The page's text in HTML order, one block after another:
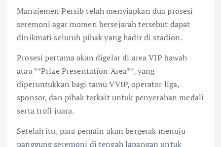
Manajemen Persib telah menyiapkan dua prosesi
seremoni agar momen bersejarah tersebut dapat
dinikmati seluruh pihak yang hadir di stadion.
Prosesi pertama akan digelar di area VIP bawah
atau **Prize Presentation Area**, yang
diperuntukkan bagi tamu VVIP, operator liga,
sponsor, dan pihak terkait untuk penyerahan medali
serta trofi juara.
Setelah itu, para pemain akan bergerak menuju
panggung seremoni di tengah lapangan untuk